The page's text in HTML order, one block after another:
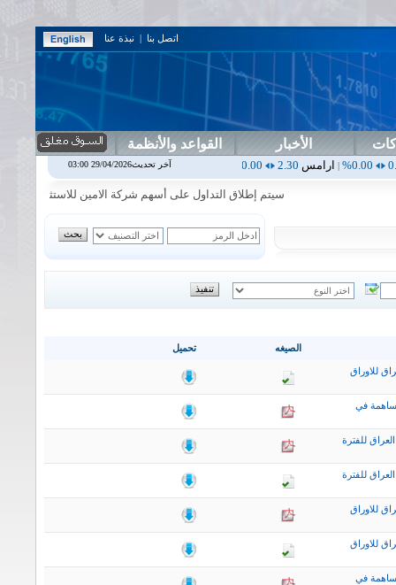
اتصل بنا | نبذة عنا
الأخبار القواعد والأنظمة
2.30
|اربيل اس بنك0.00
0.00%
|اسفنج
سيتم إطلاق التداول على أسهم شركة الامين للاستثمار المالي في
تحميل الصيغه
للاوراق
في
للفترة
للفترة
للاوراق
للاوراق
في